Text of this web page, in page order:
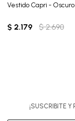
Vestido Capri - Oscuro
$ 2.179 $ 2.690
¡SUSCRIBITE Y